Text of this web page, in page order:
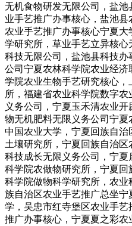
无机食物研发无限公司，盐
业手艺推广办事核心，盐池
农业手艺推广办事核心宁夏
学研究所，草业手艺立异核
科技无限公司，盐池县科技
公司宁夏农林科学院农业经
学院农业生物手艺研究核心
所，福建省农业科学院数字
义务公司，宁夏玉禾清农业
物无机肥料无限义务公司宁夏
中国农业大学，宁夏回族自
土壤研究所，宁夏回族自治
科技成长无限义务公司，宁
科学院农做物研究所，宁夏
科学院做物科学研究所，农
族自治区农业手艺推广总坐
学，吴忠市红寺堡区农业手
推广办事核心，宁夏夏之彩